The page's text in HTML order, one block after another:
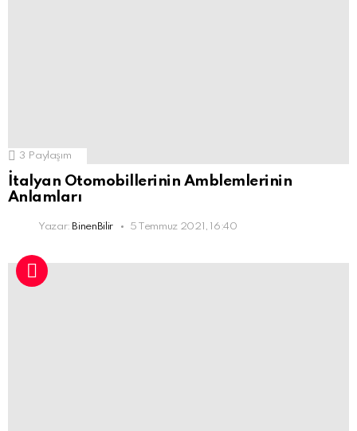
3 Paylaşım
İtalyan Otomobillerinin Amblemlerinin
Anlamları
Yazar: BinenBilir 5 Temmuz 2021, 16:40